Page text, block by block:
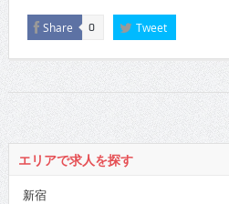
Share 0 Tweet
エリアで求人を探す
新宿